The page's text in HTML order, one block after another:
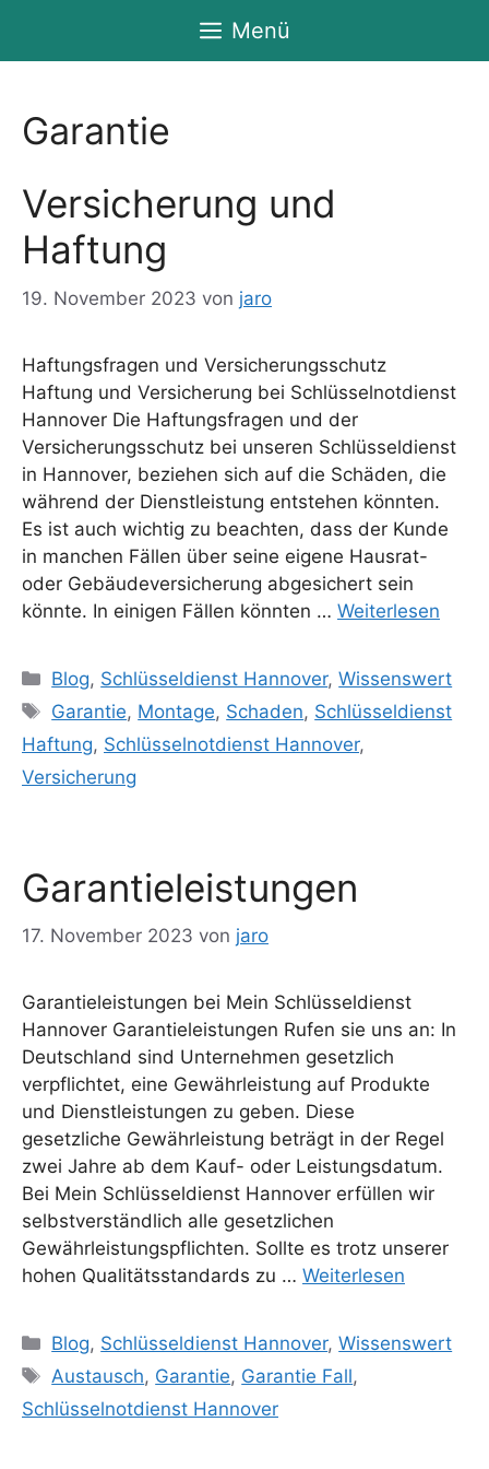
springen
Menü
Garantie
Versicherung und
Haftung
19. November 2023 von jaro
Haftungsfragen und Versicherungsschutz
Haftung und Versicherung bei Schlüsselnotdienst
Hannover Die Haftungsfragen und der
Versicherungsschutz bei unseren Schlüsseldienst
in Hannover, beziehen sich auf die Schäden, die
während der Dienstleistung entstehen könnten.
Es ist auch wichtig zu beachten, dass der Kunde
in manchen Fällen über seine eigene Hausrat-
oder Gebäudeversicherung abgesichert sein
könnte. In einigen Fällen könnten … Weiterlesen
Kategorien
Blog, Schlüsseldienst Hannover,Wissenswert
Schlagwörter
Garantie, Montage, Schaden, Schlüsseldienst
Haftung, Schlüsselnotdienst Hannover,
Versicherung
Garantieleistungen
17. November 2023 von jaro
Garantieleistungen bei Mein Schlüsseldienst
Hannover Garantieleistungen Rufen sie uns an: In
Deutschland sind Unternehmen gesetzlich
verpflichtet, eine Gewährleistung auf Produkte
und Dienstleistungen zu geben. Diese
gesetzliche Gewährleistung beträgt in der Regel
zwei Jahre ab dem Kauf- oder Leistungsdatum.
Bei Mein Schlüsseldienst Hannover erfüllen wir
selbstverständlich alle gesetzlichen
Gewährleistungspflichten. Sollte es trotz unserer
hohen Qualitätsstandards zu … Weiterlesen
Kategorien
Blog, Schlüsseldienst Hannover,Wissenswert
Schlagwörter
Austausch, Garantie, Garantie Fall,
Schlüsselnotdienst Hannover